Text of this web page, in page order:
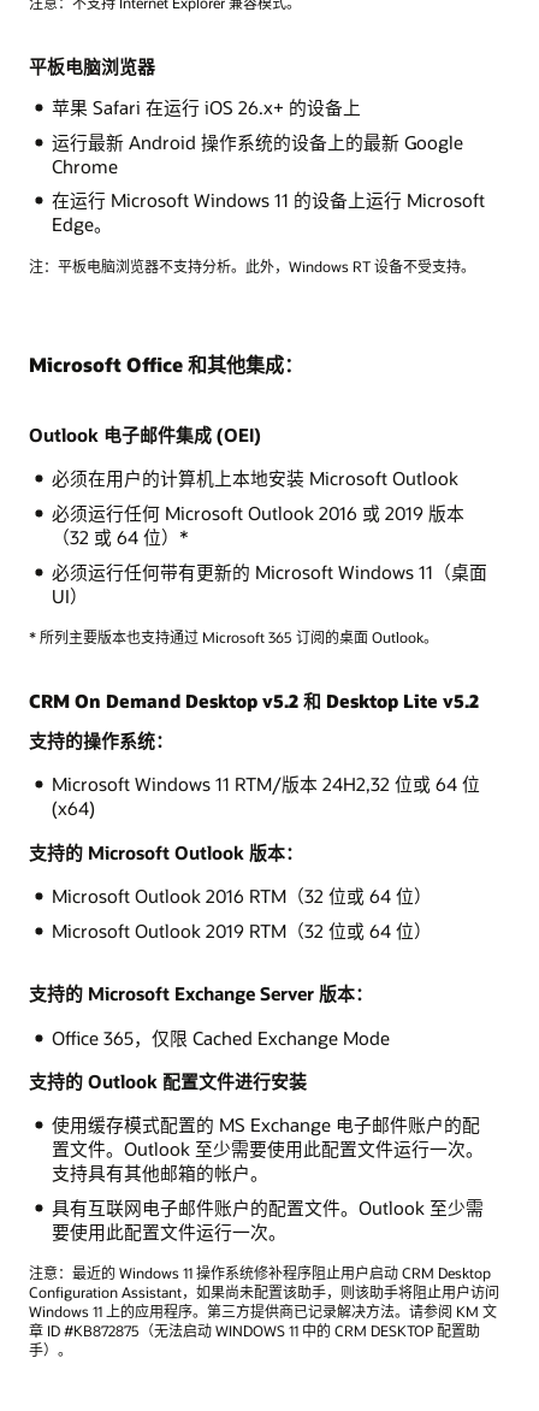
平板电脑浏览器
苹果 Safari 在运行 iOS 26.x+ 的设备上
运行最新 Android 操作系统的设备上的最新 Google
Chrome
在运行 Microsoft Windows 11 的设备上运行 Microsoft
Edge。
注：平板电脑浏览器不支持分析。此外，Windows RT 设备不受支持。
Microsoft Office 和其他集成：
Outlook 电子邮件集成 (OEI)
必须在用户的计算机上本地安装 Microsoft Outlook
必须运行任何 Microsoft Outlook 2016 或 2019 版本
（32 或 64 位）*
必须运行任何带有更新的 Microsoft Windows 11（桌面
UI）
* 所列主要版本也支持通过 Microsoft 365 订阅的桌面 Outlook。
CRM On Demand Desktop v5.2 和 Desktop Lite v5.2
支持的操作系统：
Microsoft Windows 11 RTM/版本 24H2,32 位或 64 位
(x64)
支持的 Microsoft Outlook 版本：
Microsoft Outlook 2016 RTM（32 位或 64 位）
Microsoft Outlook 2019 RTM（32 位或 64 位）
支持的 Microsoft Exchange Server 版本：
Office 365，仅限 Cached Exchange Mode
支持的 Outlook 配置文件进行安装
使用缓存模式配置的 MS Exchange 电子邮件账户的配
置文件。Outlook 至少需要使用此配置文件运行一次。
支持具有其他邮箱的帐户。
具有互联网电子邮件账户的配置文件。Outlook 至少需
要使用此配置文件运行一次。
注意：最近的 Windows 11 操作系统修补程序阻止用户启动 CRM Desktop
Configuration Assistant，如果尚未配置该助手，则该助手将阻止用户访问
Windows 11 上的应用程序。第三方提供商已记录解决方法。请参阅 KM 文
章 ID #KB872875（无法启动 WINDOWS 11 中的 CRM DESKTOP 配置助
手）。